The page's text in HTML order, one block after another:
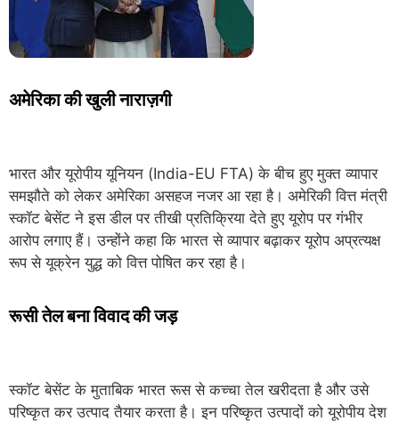
अमेरिका की खुली नाराज़गी
भारत और यूरोपीय यूनियन (India-EU FTA) के बीच हुए मुक्त व्यापार
समझौते को लेकर अमेरिका असहज नजर आ रहा है। अमेरिकी वित्त मंत्री
स्कॉट बेसेंट ने इस डील पर तीखी प्रतिक्रिया देते हुए यूरोप पर गंभीर
आरोप लगाए हैं। उन्होंने कहा कि भारत से व्यापार बढ़ाकर यूरोप अप्रत्यक्ष
रूप से यूक्रेन युद्ध को वित्त पोषित कर रहा है।
रूसी तेल बना विवाद की जड़
स्कॉट बेसेंट के मुताबिक भारत रूस से कच्चा तेल खरीदता है और उसे
परिष्कृत कर उत्पाद तैयार करता है। इन परिष्कृत उत्पादों को यूरोपीय देश